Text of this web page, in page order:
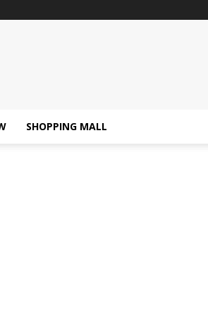
SHOPPING MALL